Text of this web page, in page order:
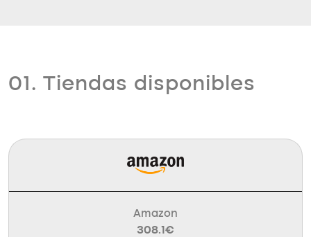
01. Tiendas disponibles
Amazon
308.1€